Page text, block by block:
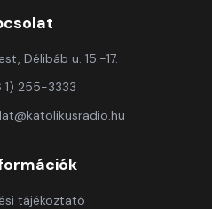
Délibáb u. 15.-17.
1) 255-3333
tájékoztató